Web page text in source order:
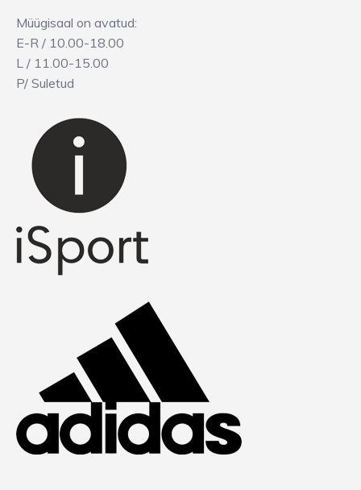
Müügisaal on avatud:
E-R / 10.00-18.00
L / 11.00-15.00
P/ Suletud